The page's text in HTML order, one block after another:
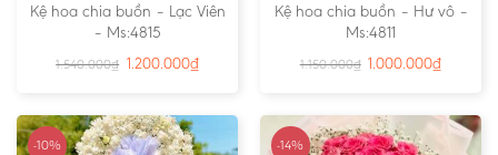
Kệ hoa chia buồn – Lạc Viên
– Ms:4815
1.540.000₫ 1.200.000₫
Kệ hoa chia buồn – Hư vô –
Ms:4811
1.150.000₫ 1.000.000₫
-10% -14%